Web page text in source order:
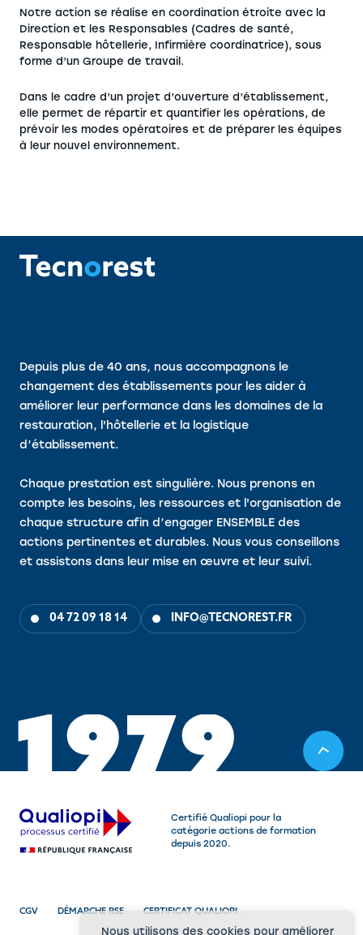
Nous utilisons des cookies pour améliorer
Notre action se réalise en coordination étroite avec la
Direction et les Responsables (Cadres de santé,
Responsable hôtellerie, Infirmière coordinatrice), sous
forme d’un Groupe de travail.
Dans le cadre d’un projet d’ouverture d’établissement,
elle permet de répartir et quantifier les opérations, de
prévoir les modes opératoires et de préparer les équipes
à leur nouvel environnement.
Depuis plus de 40 ans, nous accompagnons le
changement des établissements pour les aider à
améliorer leur performance dans les domaines de la
restauration, l'hôtellerie et la logistique
d’établissement.
Chaque prestation est singulière. Nous prenons en
compte les besoins, les ressources et l'organisation de
chaque structure afin d’engager ENSEMBLE des
actions pertinentes et durables. Nous vous conseillons
et assistons dans leur mise en œuvre et leur suivi.
04 72 09 18 14 INFO@TECNOREST.FR
1979
Certifié Qualiopi pour la
catégorie actions de formation
depuis 2020.
CGV DÉMARCHE RSE CERTIFICAT QUALIOPI